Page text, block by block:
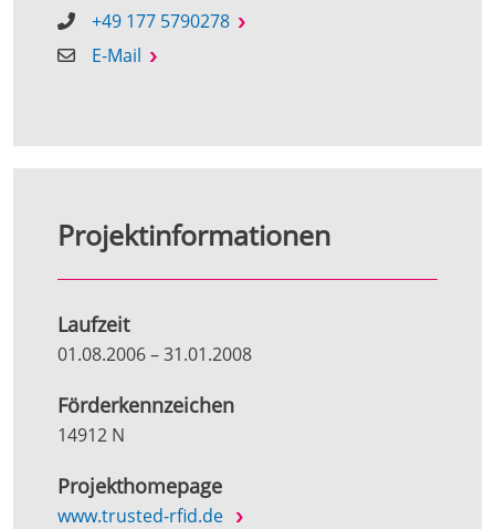
+49 177 5790278
E-Mail
Projektinformationen
Laufzeit
01.08.2006–31.01.2008
Förderkennzeichen
14912 N
Projekthomepage
www.trusted-rfid.de